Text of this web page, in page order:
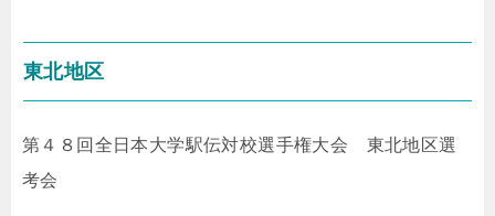
東北地区
第４８回全日本大学駅伝対校選手権大会 東北地区選
考会